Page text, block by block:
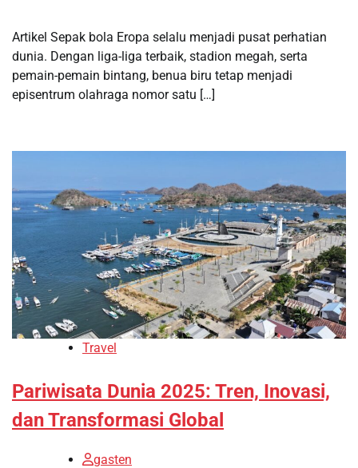
Artikel Sepak bola Eropa selalu menjadi pusat perhatian
dunia. Dengan liga-liga terbaik, stadion megah, serta
pemain-pemain bintang, benua biru tetap menjadi
episentrum olahraga nomor satu […]
Travel
Pariwisata Dunia 2025: Tren, Inovasi,
dan Transformasi Global
gasten